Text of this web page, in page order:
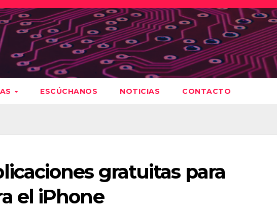
ESCÚCHANOS NOTICIAS CONTACTO
gratuitas para
el iPhone